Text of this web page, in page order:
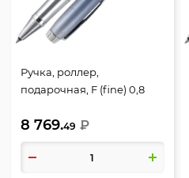
Ручка, роллер,
подарочная, F (fine) 0,8
SE POLAR RB F.BLK GB, IM,
Parker, 2153004
8 769.49 ₽